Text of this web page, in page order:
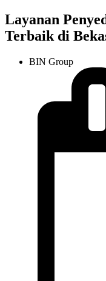
Layanan
Terbaik di
BIN Group